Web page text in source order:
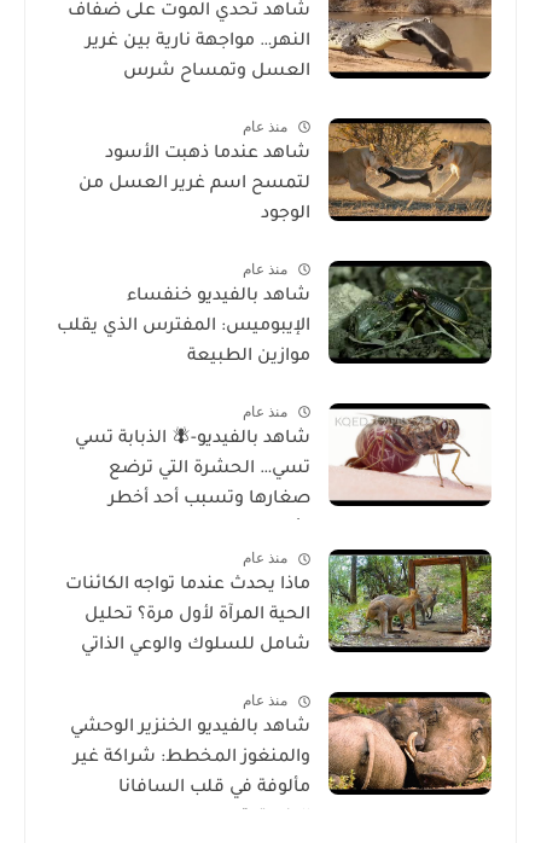
شاهد تحدي الموت على ضفاف
النهر… مواجهة نارية بين غرير
العسل وتمساح شرس
منذ عام
شاهد عندما ذهبت الأسود
لتمسح اسم غرير العسل من
الوجود
منذ عام
شاهد بالفيديو خنفساء
الإيبوميس: المفترس الذي يقلب
موازين الطبيعة
منذ عام
شاهد بالفيديو-🪰 الذبابة تسي
تسي… الحشرة التي ترضع
صغارها وتسبب أحد أخطر
منذ عام
ماذا يحدث عندما تواجه الكائنات
الحية المرآة لأول مرة؟ تحليل
شامل للسلوك والوعي الذاتي
منذ عام
شاهد بالفيديو الخنزير الوحشي
والمنغوز المخطط: شراكة غير
مألوفة في قلب السافانا